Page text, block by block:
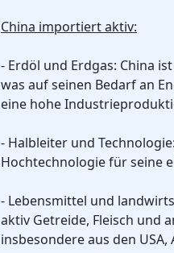
China importiert aktiv:
- Erdöl und Erdgas: China
was auf seinen Bedarf an
eine hohe
- Halbleiter und
Hochtechnologie für seine
- Lebensmittel und
aktiv Getreide, Fleisch und
insbesondere aus den